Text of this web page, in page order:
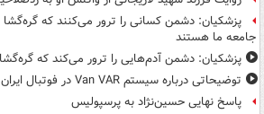
پزشکیان: دشمن کسانی را ترور می‌کنند که
جامعه ما هستند
پزشکیان: دشمن آدم‌هایی را ترور می‌کند که
توضیحاتی درباره سیستم Van VAR در فوتبال ایران
پاسخ نهایی حسین‌نژاد به پرسپولیس